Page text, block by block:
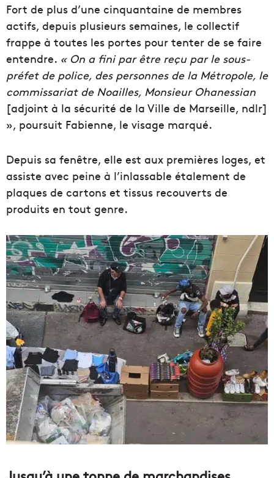
Fort de plus d’une cinquantaine de membres
actifs, depuis plusieurs semaines, le collectif
frappe à toutes les portes pour tenter de se faire
entendre. « On a fini par être reçu par le sous-
préfet de police, des personnes de la Métropole, le
commissariat de Noailles, Monsieur Ohanessian
[adjoint à la sécurité de la Ville de Marseille, ndlr]
», poursuit Fabienne, le visage marqué.
Depuis sa fenêtre, elle est aux premières loges, et
assiste avec peine à l’inlassable étalement de
plaques de cartons et tissus recouverts de
produits en tout genre.